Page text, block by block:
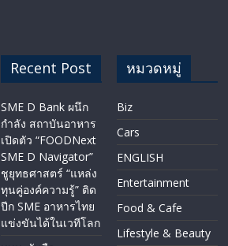
Recent Post
SME D Bank ผนึก
กำลัง สถาบันอาหาร
เปิดตัว “FOODNext
SME D Navigator”
ชูยุทธศาสตร์ “แหล่ง
ทุนคู่องค์ความรู้” ติด
ปีก SME อาหารไทย
แข่งขันได้ในเวทีโลก
หมวดหมู่
Biz
Cars
ENGLISH​
Entertainment
Food & Cafe
Lifestyle & Beauty